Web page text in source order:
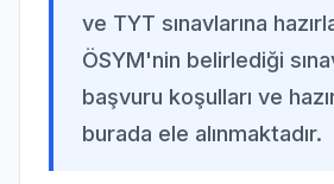
ve TYT sınavlarına
ÖSYM'nin belirlediği
başvuru koşulları ve
burada ele alınmaktadır.